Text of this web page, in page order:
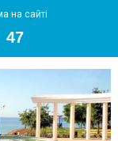
на сайті
48